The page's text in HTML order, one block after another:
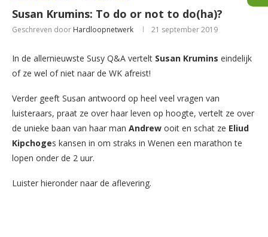
Susan Krumins: To do or not to do(ha)?
Geschreven door Hardloopnetwerk 21 september 2019
In de allernieuwste Susy Q&A vertelt Susan Krumins eindelijk
of ze wel of niet naar de WK afreist!
Verder geeft Susan antwoord op heel veel vragen van
luisteraars, praat ze over haar leven op hoogte, vertelt ze over
de unieke baan van haar man Andrew ooit en schat ze Eliud
Kipchoges kansen in om straks in Wenen een marathon te
lopen onder de 2 uur.
Luister hieronder naar de aflevering.